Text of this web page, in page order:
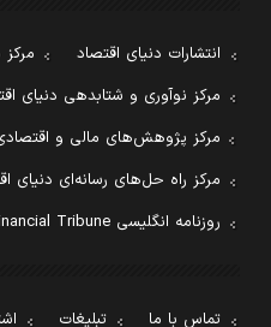
انتشارات دنیای اقتصاد
مرکز نوآوری و شتابدهی دنیای
مرکز پژوهش‌های مالی و
مرکز راه حل‌های رسانه‌ای دنیای
روزنامه انگلیسی Financial Tribune
تماس با ما تبلیغات